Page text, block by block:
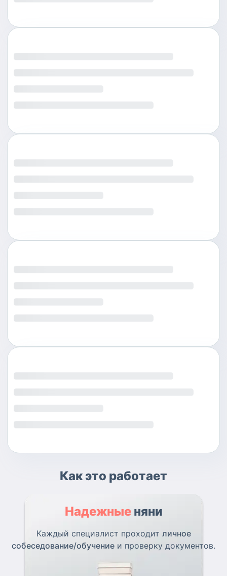
Как это работает
Надежные няни
Каждый специалист проходит личное
собеседование/обучение и проверку документов.